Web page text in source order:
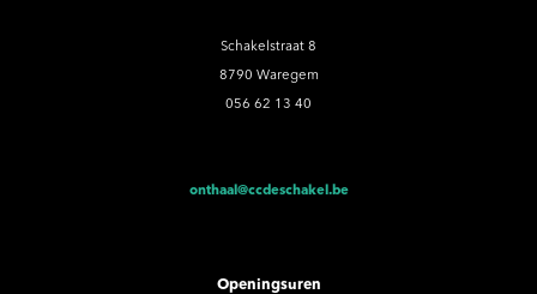
Schakelstraat 8
8790 Waregem
056 62 13 40
onthaal@ccdeschakel.be
Openingsuren